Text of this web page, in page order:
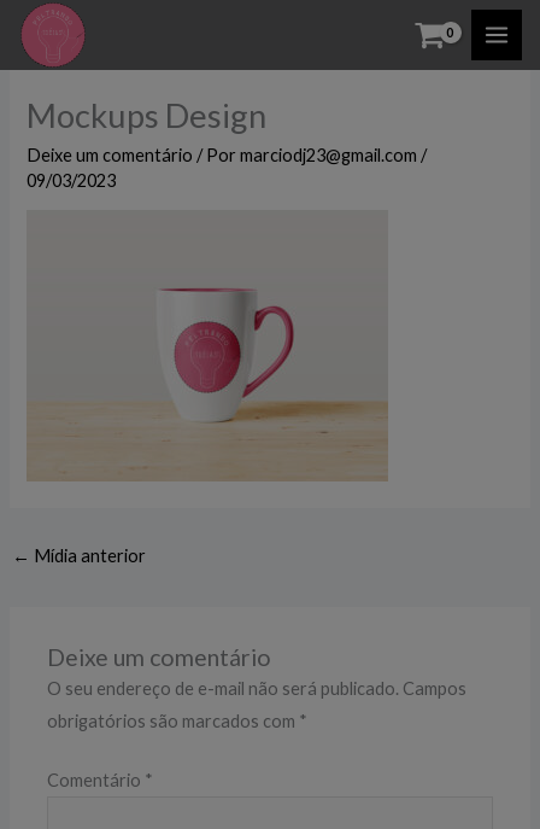
para
conteúdo
Mockups Design
Deixe um comentário / Pormarciodj23@gmail.com /
09/03/2023
← Mídia anterior
Deixe um comentário
O seu endereço de e-mail não será publicado. Campos
obrigatórios são marcados com *
Comentário *